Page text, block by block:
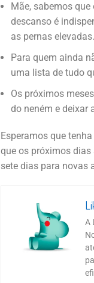
Mãe, sabemos
descanso é
as pernas elevadas.
Para quem ainda
uma lista de tudo
Os próximos
do neném e deixar
Esperamos que
que os próximos dias
sete dias para novas
A